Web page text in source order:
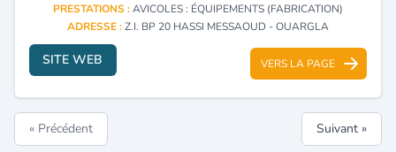
PRESTATIONS :AVICOLES : ÉQUIPEMENTS (FABRICATION)
ADRESSE :Z.I. BP 20 HASSI MESSAOUD - OUARGLA
SITE WEB VERS LA PAGE
« Précédent Suivant »